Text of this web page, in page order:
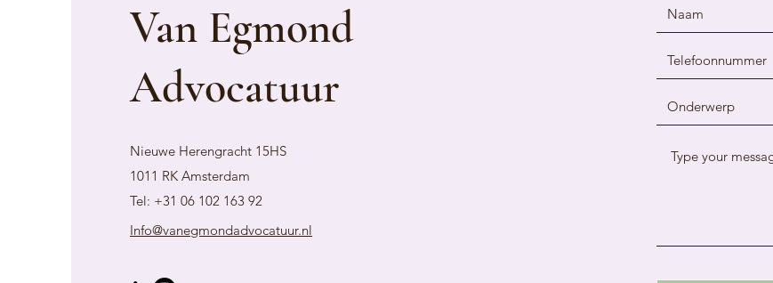
Van Egmond
Advocatuur
Nieuwe Herengracht 15HS
1011 RK Amsterdam
Tel: ​+31 06 102 163 92
Info@vanegmondadvocatuur.nl